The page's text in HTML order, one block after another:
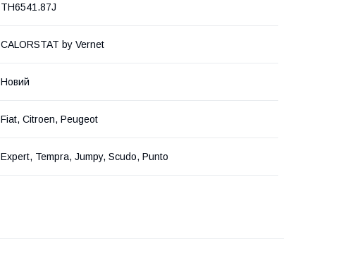
TH6541.87J
CALORSTAT by Vernet
Новий
Fiat, Citroen, Peugeot
Expert, Tempra, Jumpy, Scudo, Punto